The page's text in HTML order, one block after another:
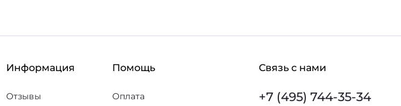
Информация
Отзывы
Помощь
Оплата
Связь с нами
+7 (495) 744-35-34